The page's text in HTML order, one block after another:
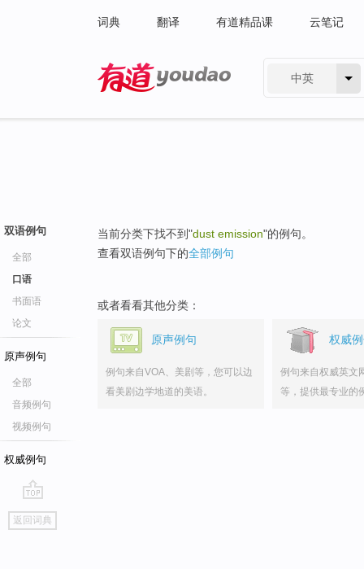
词典 翻译 有道精品课 云笔记
中英
双语例句
全部
口语
书面语
论文
原声例句
全部
音频例句
视频例句
权威例句
go
top
返回词典
当前分类下找不到"dust emission"的例句。
查看双语例句下的全部例句
或者看看其他分类：
原声例句
例句来自VOA、美剧等，您可以边
看美剧边学地道的美语。
权威
例句来自权威英文
等，提供最专业的